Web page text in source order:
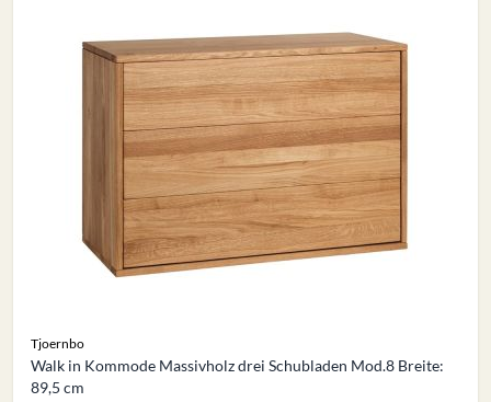
Tjoernbo
Walk in Kommode Massivholz drei Schubladen Mod.8 Breite:
89,5 cm